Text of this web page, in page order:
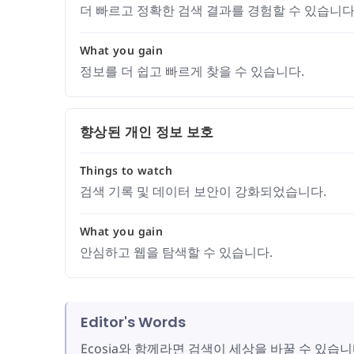
더 빠르고 정확한 검색 결과를 경험할 수 있습니
What you gain
정보를 더 쉽고 빠르게 찾을 수 있습니다.
향상된 개인 정보 보호
Things to watch
검색 기록 및 데이터 보안이 강화되었습니다.
What you gain
안심하고 웹을 탐색할 수 있습니다.
Editor's Words
Ecosia와 함께라면 검색이 세상을 바꿀 수 있습